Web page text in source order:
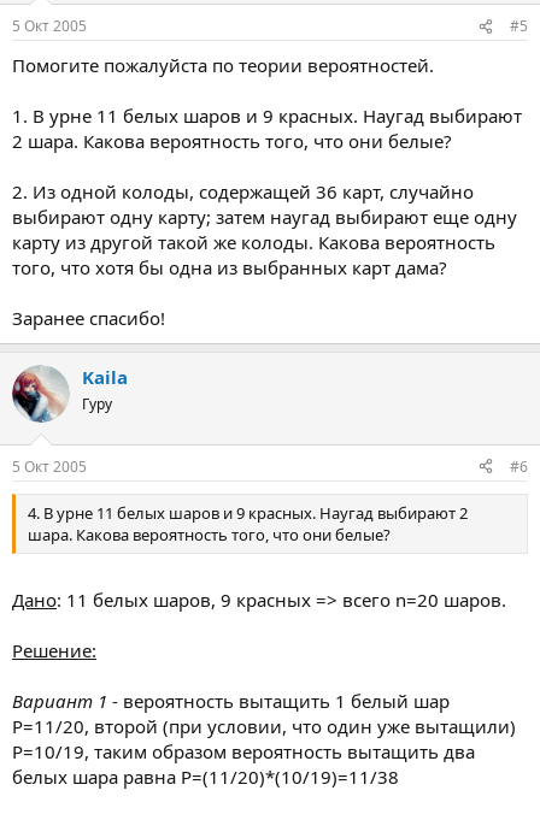
5 Окт 2005 #5
Помогите пожалуйста по теории вероятностей.
1. В урне 11 белых шаров и 9 красных. Наугад выбирают
2 шара. Какова вероятность того, что они белые?
2. Из одной колоды, содержащей 36 карт, случайно
выбирают одну карту; затем наугад выбирают еще одну
карту из другой такой же колоды. Какова вероятность
того, что хотя бы одна из выбранных карт дама?
Заранее спасибо!
Kaila
Гуру
5 Окт 2005 #6
4. В урне 11 белых шаров и 9 красных. Наугад выбирают 2
шара. Какова вероятность того, что они белые?
Дано: 11 белых шаров, 9 красных => всего n=20 шаров.
Решение:
Вариант 1 - вероятность вытащить 1 белый шар
Р=11/20, второй (при условии, что один уже вытащили)
Р=10/19, таким образом вероятность вытащить два
белых шара равна Р=(11/20)*(10/19)=11/38